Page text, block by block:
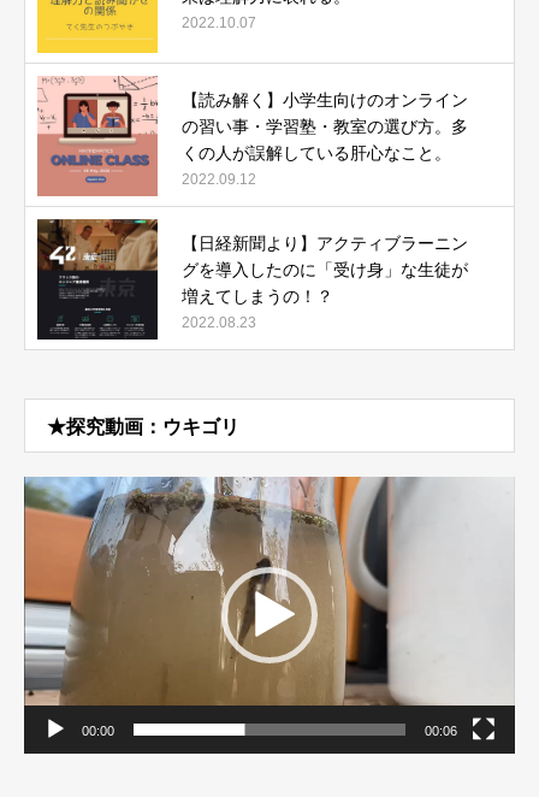
2022.10.07
【読み解く】小学生向けのオンライン
の習い事・学習塾・教室の選び方。多
くの人が誤解している肝心なこと。
2022.09.12
【日経新聞より】アクティブラーニン
グを導入したのに「受け身」な生徒が
増えてしまうの！？
2022.08.23
★探究動画：ウキゴリ
動
画
プ
00:00 00:06